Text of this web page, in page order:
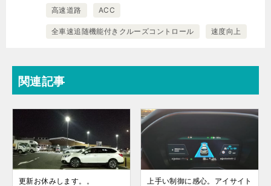
高速道路 ACC
全車速追随機能付きクルーズコントロール 速度向上
関連記事
更新お休みします。。
上手い制御に感心。アイサイト